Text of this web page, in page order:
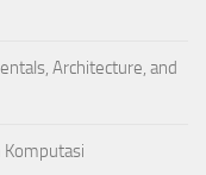
Architecture, and
Komputasi